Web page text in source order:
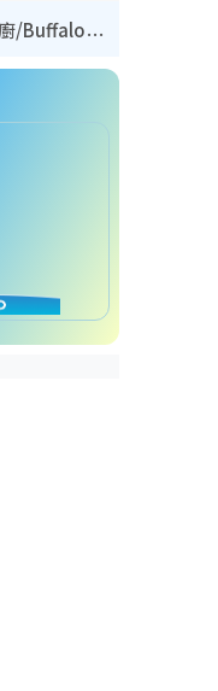
廚具優惠｜普樂氏/意美廚/Buffalo廚具低至3折！$89起買煎鍋／炒鑊／個人鍋 同場小家電激減至$99起